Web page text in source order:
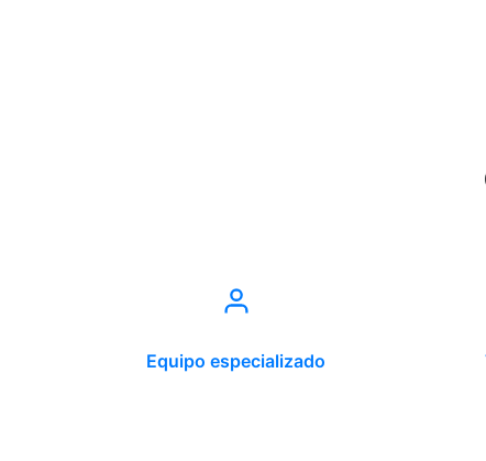
Equipo especializado